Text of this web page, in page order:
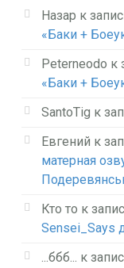
Назар к
«Баки +
Peterneodo к
«Баки +
SantoTig к
Евгений к
матерная
Кто то к
Sensei_Says
...ббб... к